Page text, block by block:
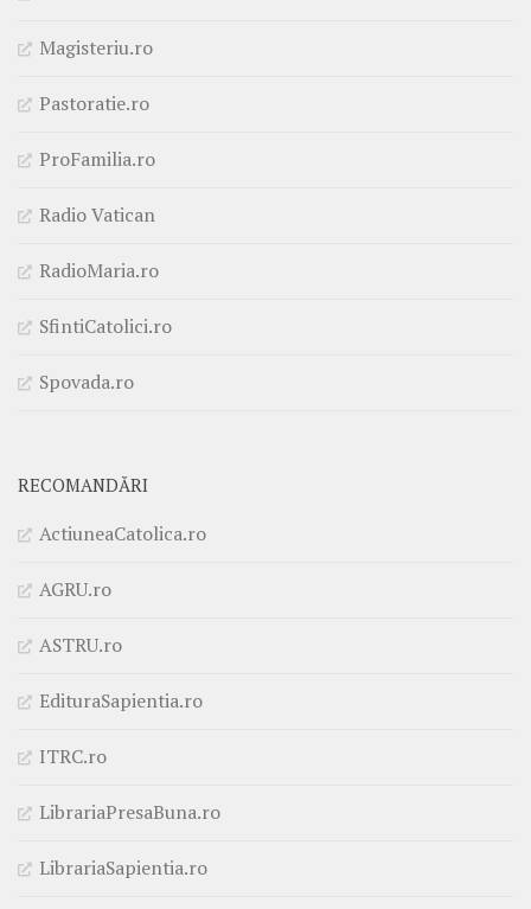
Magisteriu.ro
Pastoratie.ro
ProFamilia.ro
Radio Vatican
RadioMaria.ro
SfintiCatolici.ro
Spovada.ro
RECOMANDĂRI
ActiuneaCatolica.ro
AGRU.ro
ASTRU.ro
EdituraSapientia.ro
ITRC.ro
LibrariaPresaBuna.ro
LibrariaSapientia.ro